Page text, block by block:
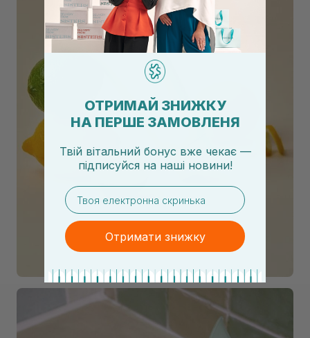
ОТРИМАЙ ЗНИЖКУ
НА ПЕРШЕ ЗАМОВЛЕНЯ
Твій вітальний бонус вже чекає —
підписуйся на наші новини!
email
Отримати знижку